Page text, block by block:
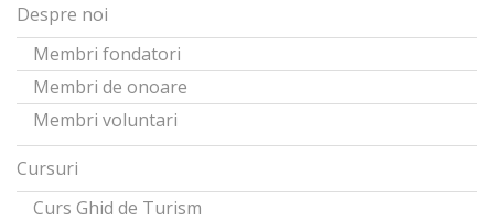
Despre noi
Membri fondatori
Membri de onoare
Membri voluntari
Cursuri
Curs Ghid de Turism